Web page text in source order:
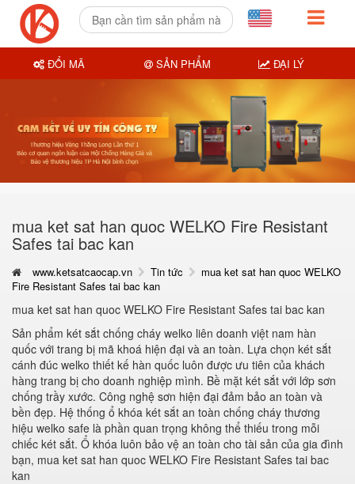
mua ket sat han quoc WELKO Fire Resistant
Safes tai bac kan
www.ketsatcaocap.vn Tin tức
mua ket sat han quoc WELKO
Fire Resistant Safes tai bac kan
mua ket sat han quoc WELKO Fire Resistant Safes tai bac kan
Sản phẩm két sắt chống cháy welko liên doanh việt nam hàn
quốc với trang bị mã khoá hiện đại và an toàn. Lựa chọn két sắt
cánh đúc welko thiết kế hàn quốc luôn được ưu tiên của khách
hàng trang bị cho doanh nghiệp mình. Bề mặt két sắt với lớp sơn
chống trầy xước. Công nghệ sơn hiện đại đảm bảo an toàn và
bền đẹp. Hệ thống ổ khóa két sắt an toàn chống cháy thương
hiệu welko safe là phần quan trọng không thể thiếu trong mỗi
chiếc két sắt. Ổ khóa luôn bảo vệ an toàn cho tài sản của gia đình
bạn, mua ket sat han quoc WELKO Fire Resistant Safes tai bac
kan
ĐỔI MÃ SẢN PHẨM ĐẠI LÝ